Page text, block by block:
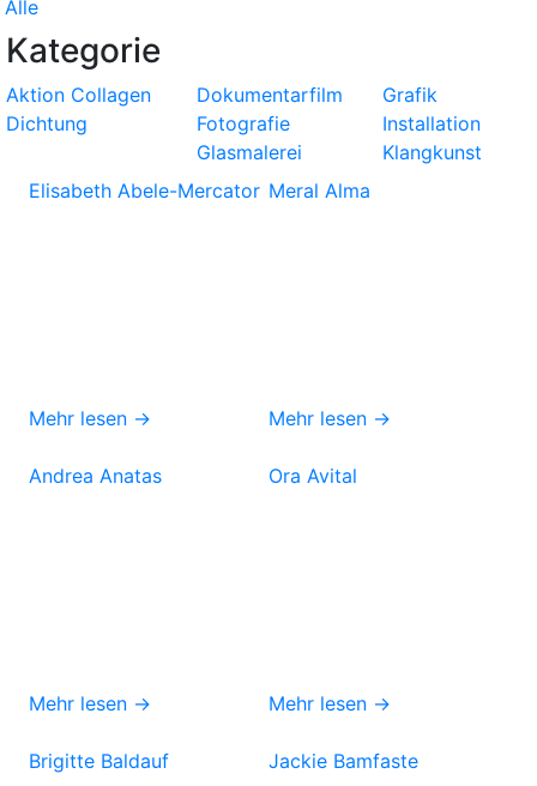
Alle
Kategorie
Aktion Collagen
Dichtung
Dokumentarfilm
Fotografie
Glasmalerei
Grafik
Installation
Klangkunst
Elisabeth Abele-Mercator
Mehr lesen →
Meral Alma
Mehr lesen →
Andrea Anatas
Mehr lesen →
Ora Avital
Mehr lesen →
Brigitte Baldauf Jackie Bamfaste